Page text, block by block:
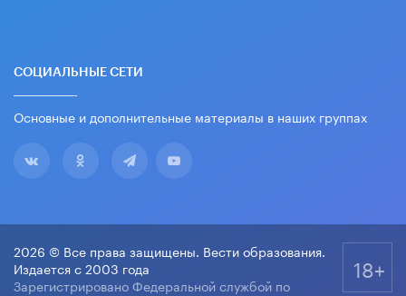
СОЦИАЛЬНЫЕ СЕТИ
Основные и дополнительные материалы в наших группах
2026 © Все права защищены. Вести образования.
Издается с 2003 года
Зарегистрировано Федеральной службой по
18+